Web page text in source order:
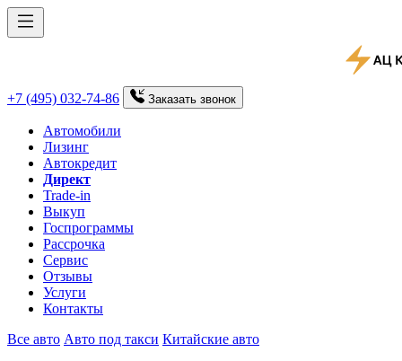
+7 (495) 032-74-86 Заказать звонок
Автомобили
Лизинг
Автокредит
Директ
Trade-in
Выкуп
Госпрограммы
Рассрочка
Сервис
Отзывы
Услуги
Контакты
Все авто Авто под такси Китайские авто